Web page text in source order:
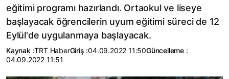
eğitimi programı hazırlandı. Ortaokul ve liseye
başlayacak öğrencilerin uyum eğitimi süreci de 12
Eylül'de uygulanmaya başlayacak.
Kaynak :TRT HaberGiriş :04.09.2022 11:50Güncelleme :
04.09.2022 11:51